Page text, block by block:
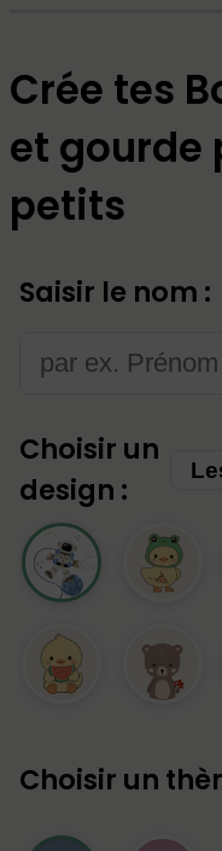
Crée tes
et gourde
petits
Saisir le nom :
Choisir un
design :
Choisir un